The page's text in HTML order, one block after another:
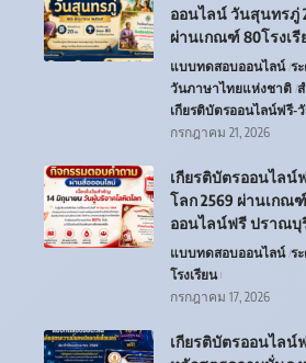
ออนไลน์ วันสุนทรภู่
ผ่านเกณฑ์ 80โรงเ
แบบทดสอบออนไลน์ ร
วันภาษาไทยแห่งชาติ
เกียรติบัตรออนไลน์ฟรี-
กรกฎาคม 21, 2026
เกียรติบัตรออนไลน์
โลก 2569 ผ่านเกณ
ออนไลน์ฟรี ปราณบุ
แบบทดสอบออนไลน์ ร
โรงเรียน
กรกฎาคม 17, 2026
เกียรติบัตรออนไลน์